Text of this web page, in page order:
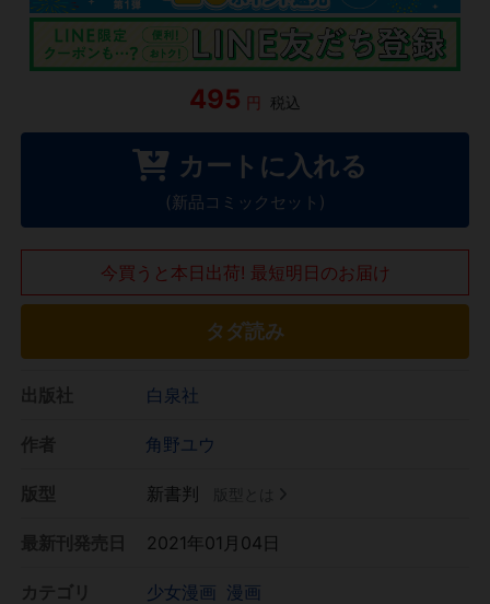
495 円 税込
カートに入れる
(新品コミックセット)
今買うと本日出荷! 最短明日のお届け
タダ読み
白泉社
角野ユウ
新書判
2021年01月04日
少女漫画 漫画